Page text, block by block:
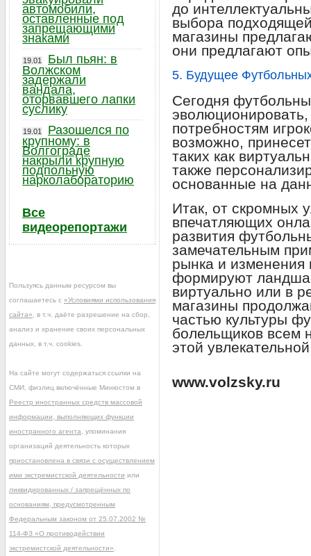
до
выбора
магазины
они предлагают
5. Будущее
Сегодня
эволюционировать,
потребностям
возможно,
таких как
также
основанные на
Итак, от скромных
впечатляющих
развития
замечательным
рынка и изменения
формируют
виртуально или в
магазины
частью культуры
болельщиков всем
этой
www.volzsky.ru
автомобили,
оставленные под
запрещающими
знаками
19.01
Был пьян: в
Волжском
задержали
вандала,
оторвавшего лапки
суслику
19.01
Разошелся по
крупному: в
Волгограде
накрыли крупную
подпольную
нарколабораторию
Все
видеорепортажи
Пользуясь данным ресурсом вы
соглашаетесь с «Условиями использования
сайта» , в т.ч. даёте разрешение на сбор,
анализ и хранение своих персональных
данных, в т.ч. cookies.
На сайте могут содержаться ссылки на
СМИ, физлиц включённые Минюстом в
Реестр иностранных средств массовой
информации, выполняющих функции
иностранного агента , упоминания
организаций деятельность которых
приостановлена в связи с осуществлением
ими экстремистской деятельности или
ликвидированных / запрещённых по
основаниям, предусмотренным
Федеральным законом от 25.07.2002 №
114-ФЗ «О противодействии
экстремистской деятельности»